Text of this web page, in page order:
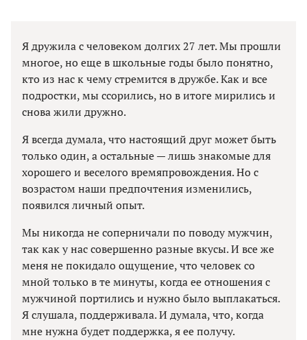
Я дружила с человеком долгих 27 лет. Мы прошли
многое, но еще в школьные годы было понятно,
кто из нас к чему стремится в дружбе. Как и все
подростки, мы ссорились, но в итоге мирились и
снова жили дружно.
Я всегда думала, что настоящий друг может быть
только один, а остальные — лишь знакомые для
хорошего и веселого времяпровождения. Но с
возрастом наши предпочтения изменились,
появился личный опыт.
Мы никогда не соперничали по поводу мужчин,
так как у нас совершенно разные вкусы. И все же
меня не покидало ощущение, что человек со
мной только в те минуты, когда ее отношения с
мужчиной портились и нужно было выплакаться.
Я слушала, поддерживала. И думала, что, когда
мне нужна будет поддержка, я ее получу.